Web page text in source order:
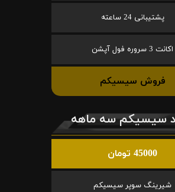
پشتیبانی 24 ساعته
اکانت 3 سروره فول آپشن
فروش سیسیکم
سیسیکم سه ماهه
45000 تومان
شیرینگ سوپر سیسیکم